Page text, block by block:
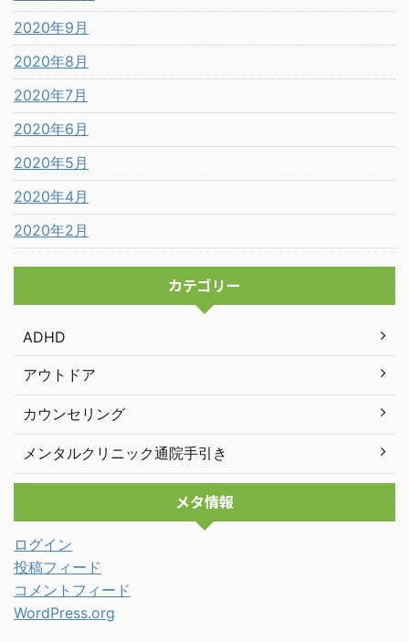
2020年9月
2020年8月
2020年7月
2020年6月
2020年5月
2020年4月
2020年2月
カテゴリー
ADHD
アウトドア
カウンセリング
メンタルクリニック通院手引き
メタ情報
ログイン
投稿フィード
コメントフィード
WordPress.org